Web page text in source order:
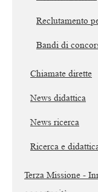
Reclutamento
Bandi di
Chiamate dirette
News didattica
News ricerca
Ricerca e
Terza Missione -